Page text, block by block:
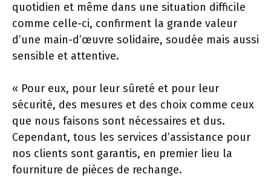
quotidien et même dans une situation difficile
comme celle-ci, confirment la grande valeur
d’une main-d’œuvre solidaire, soudée mais aussi
sensible et attentive.
« Pour eux, pour leur sûreté et pour leur
sécurité, des mesures et des choix comme ceux
que nous faisons sont nécessaires et dus.
Cependant, tous les services d’assistance pour
nos clients sont garantis, en premier lieu la
fourniture de pièces de rechange.